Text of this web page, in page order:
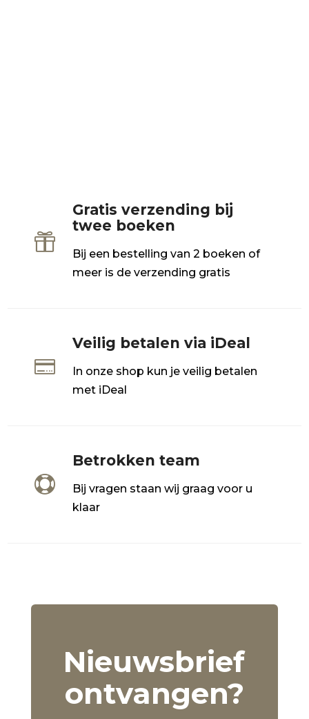

Gratis verzending bij
twee boeken
Bij een bestelling van 2 boeken of
meer is de verzending gratis

Veilig betalen via iDeal
In onze shop kun je veilig betalen
met iDeal

Betrokken team
Bij vragen staan wij graag voor u
klaar
Nieuwsbrief
ontvangen?